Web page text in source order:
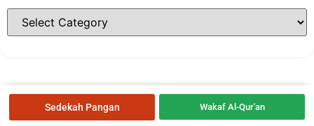
Sedekah Pangan Wakaf Al-Qur'an